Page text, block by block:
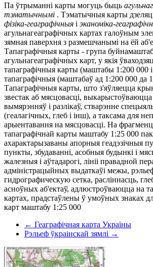
Па ўтрыманні карты могуць быць
тэматычнымі . Тэматычныя карты
фізіка-геаграфічныя і эканоміка-
агульнагеаграфічных картах галоўным
зямная паверхня з размешчанымі на ёй
Тапаграфічныя карты - група
агульнагеаграфічных карт, у якія
тапаграфічныя карты (маштабы 1:200 000
тапаграфічныя (маштабаў ад 1:200 000 да
Тапаграфічныя карты, што з'яўляецца
звестак аб мясцовасці,
вымярэнняў і разлікаў, стварэнне
(геалагічных, глеб і інш), а таксама для
арыентавання на мясцовасці. На
тапаграфічнай карты маштабу 1:25 000
ахарактарызаваны апорныя геадэзічныя
пункты, збудаванні, асобныя будынкі і
жалезныя і аўтадарогі, лініі правадной
адміністрацыйных выдаткаўі межы,
гидрографическую сетка, расліннасць,
асноўных аб'ектаў, адлюстроўваюцца на
картах, прадстаўлены ў умоўных знаках
карт маштабу 1:25 000
← Геаграфічная карта Украіны
Рэльеф ўкраінскай зямлі →